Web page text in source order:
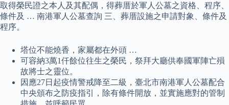
取得榮民證之本人及其配偶，得葬厝於軍人公墓之資格、程序、
條件及 … 南港軍人公墓查詢 三、葬厝設施之申請對象、條件及
程序。
塔位不能燒香，家屬都在外頭 …
可容納3萬1仟餘位往生之榮民，祭拜大廳供奉國軍陣亡殞
故將士之靈位。
因應27日起疫情警戒降至二級，臺北市南港軍人公墓配合
中央頒布之防疫指引，除有條件開放，並實施應對的管制